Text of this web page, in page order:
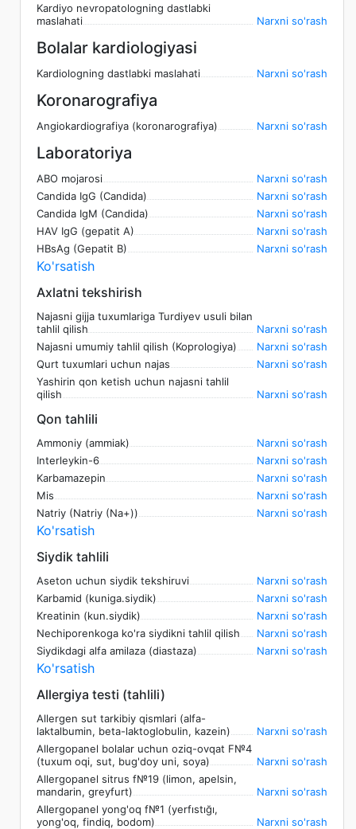
Kardiyo nevropatologning dastlabki
maslahati
Narxni so'rash
Bolalar kardiologiyasi
Kardiologning dastlabki maslahati Narxni so'rash
Koronarografiya
Angiokardiografiya (koronarografiya) Narxni so'rash
Laboratoriya
ABO mojarosi
Narxni so'rash
Candida IgG (Candida)
Narxni so'rash
Candida IgM (Candida)
Narxni so'rash
HAV IgG (gepatit A)
Narxni so'rash
HBsAg (Gepatit B)
Narxni so'rash
Ko'rsatish
Axlatni tekshirish
Najasni gijja tuxumlariga Turdiyev usuli bilan
tahlil qilish
Narxni so'rash
Najasni umumiy tahlil qilish (Koprologiya)
Narxni so'rash
Qurt tuxumlari uchun najas
Narxni so'rash
Yashirin qon ketish uchun najasni tahlil
qilish
Narxni so'rash
Qon tahlili
Ammoniy (ammiak)
Narxni so'rash
Interleykin-6
Narxni so'rash
Karbamazepin
Narxni so'rash
Mis
Narxni so'rash
Natriy (Natriy (Na+))
Narxni so'rash
Ko'rsatish
Siydik tahlili
Aseton uchun siydik tekshiruvi
Narxni so'rash
Karbamid (kuniga.siydik)
Narxni so'rash
Kreatinin (kun.siydik)
Narxni so'rash
Nechiporenkoga ko'ra siydikni tahlil qilish
Narxni so'rash
Siydikdagi alfa amilaza (diastaza)
Narxni so'rash
Ko'rsatish
Allergiya testi (tahlili)
Allergen sut tarkibiy qismlari (alfa-
laktalbumin, beta-laktoglobulin, kazein)
Narxni so'rash
Allergopanel bolalar uchun oziq-ovqat F№4
(tuxum oqi, sut, bug'doy uni, soya)
Narxni so'rash
Allergopanel sitrus f№19 (limon, apelsin,
mandarin, greyfurt)
Narxni so'rash
Allergopanel yong'oq f№1 (yerfıstığı,
yong'oq, findiq, bodom)
Narxni so'rash